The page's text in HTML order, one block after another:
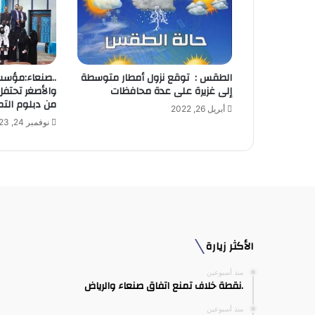
و
ن
ي
الطقس : توقع نزول أمطار متوسطة
إلى غزيرة على عدة محافظات
أبريل 26, 2022 من دبلوم
نوفمبر 24, 2023
الأكثر زيارة
منذ أسبوعين
.نقطة خلاف تمنع اتفاق صنعاء والرياض
منذ أسبوعين